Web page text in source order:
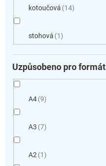
kotoučová 14
stohová 1
Uzpůsobeno pro formát
A4 9
A3 7
A2 1